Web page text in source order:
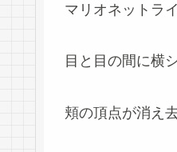
マリオネットラ
目と目の間に横
頬の頂点が消え